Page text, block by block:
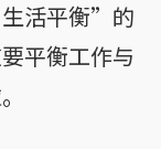
活平衡”的
平衡工作与